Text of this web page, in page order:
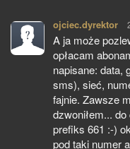
ojciec.dyrektor
A ja może
opłacam
napisane: data,
sms), sieć,
fajnie. Zawsze
dzwoniłem...
prefiks 661 :-)
pod taki numer